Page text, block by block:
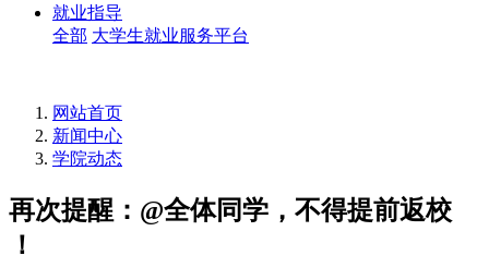
就业指导
全部 大学生就业服务平台
网站首页
新闻中心
学院动态
再次提醒：@全体同学，不得提前返校
！